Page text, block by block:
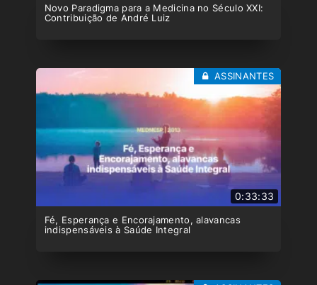
Novo Paradigma para a Medicina no Século XXI:
Contribuição de André Luiz
0:33:33
Fé, Esperança e Encorajamento, alavancas
indispensáveis à Saúde Integral
ASSINANTES